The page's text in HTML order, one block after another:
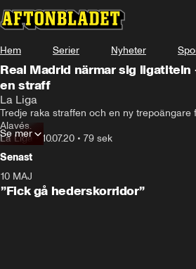
Hem Serier Nyheter
Real Madrid närmar sig
en straff
La Liga
Tredje raka straffen och en ny trepoängare
Alavés.
La Liga • 10.07.20 • 79 sek
Se mer
Senast
10 MAJ
”Fick gå hederskorridor”